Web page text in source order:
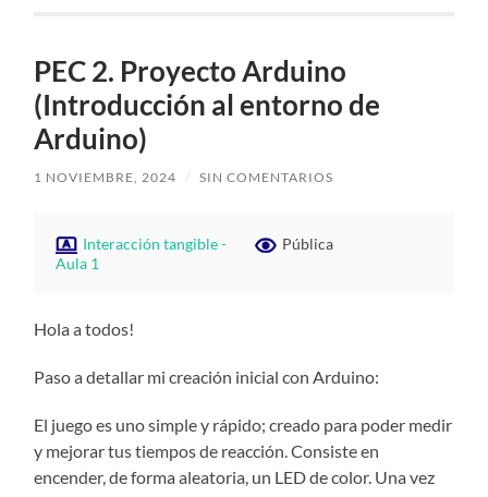
PEC 2. Proyecto Arduino
(Introducción al entorno de
Arduino)
1 NOVIEMBRE, 2024 / SIN COMENTARIOS
Interacción tangible -
Aula 1
Pública
Hola a todos!
Paso a detallar mi creación inicial con Arduino:
El juego es uno simple y rápido; creado para poder medir
y mejorar tus tiempos de reacción. Consiste en
encender, de forma aleatoria, un LED de color. Una vez